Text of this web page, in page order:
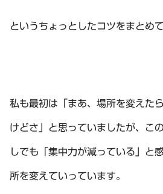
というちょっとしたコツをまとめ
私も最初は「まあ、場所を変えた
けどさ」と思っていましたが、こ
しでも「集中力が減っている」と
所を変えていっています。